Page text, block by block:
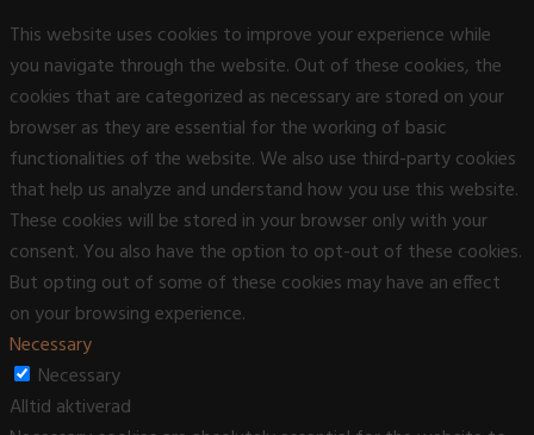
This website uses cookies to improve your experience while
you navigate through the website. Out of these cookies, the
cookies that are categorized as necessary are stored on your
browser as they are essential for the working of basic
functionalities of the website. We also use third-party cookies
that help us analyze and understand how you use this website.
These cookies will be stored in your browser only with your
consent. You also have the option to opt-out of these cookies.
But opting out of some of these cookies may have an effect
on your browsing experience.
Necessary
Necessary
Alltid aktiverad